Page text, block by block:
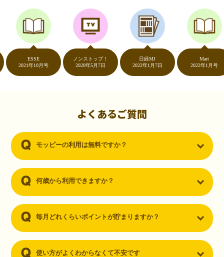
友達に勧められてモッピーをはじめました。空いた時間にスマホで買
い物をすることが多いのですが、モッピーを経由するだけでショップ
のポイントとモッピーのポイントが二重で貯まることを知り、ビック
リ…！いつものネットショッピングをモッピーを経由するだけでポイ
ントが貯まるなんて…もっと早く教えてほしかった～！貯まったポイ
ントはギフト券に交換して、プチ贅沢を楽しんでます♪
（30代・男性）
ーを知りました。クレジットカードを発行するだけでポイントが貯ま
るならと無料登録して、クレジットカードの発行やアプリダウンロー
2021年10月号
ノンストップ！
2020年5月7日
日経MJ
2022年1月7日
2022年1月号
よくあるご質問
モッピーの利用は無料ですか？
何歳から利用できますか？
毎月どれくらいポイントが貯まりますか？
使い方がよくわからなくて不安です